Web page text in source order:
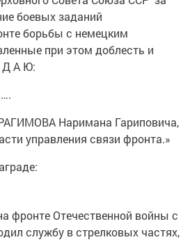
боевых заданий
борьбы с немецким
при этом доблесть и
Д А Ю:
Наримана Гариповича,
управления связи фронта.»
фронте Отечественной войны с
службу в стрелковых частях,